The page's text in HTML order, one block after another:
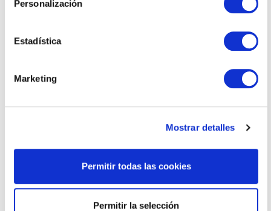
Mostrar detalles
Permitir la selección
Solo usar cookies necesarias
accesibilidad universal o, al menos, suprimir
elementos comunes de edificios.
Comunidades de Propietarios y